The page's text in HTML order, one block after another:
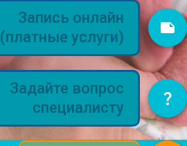
Запись онлайн
(платные услуги)
Задайте вопрос
специалисту